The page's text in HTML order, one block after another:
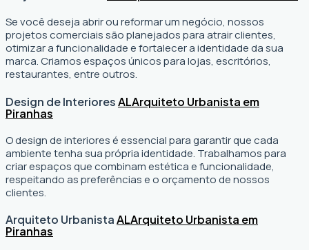
Se você deseja abrir ou reformar um negócio, nossos
projetos comerciais são planejados para atrair clientes,
otimizar a funcionalidade e fortalecer a identidade da sua
marca. Criamos espaços únicos para lojas, escritórios,
restaurantes, entre outros.
Design de InterioresALArquiteto Urbanista em
Piranhas
O design de interiores é essencial para garantir que cada
ambiente tenha sua própria identidade. Trabalhamos para
criar espaços que combinam estética e funcionalidade,
respeitando as preferências e o orçamento de nossos
clientes.
Arquiteto UrbanistaALArquiteto Urbanista em
Piranhas